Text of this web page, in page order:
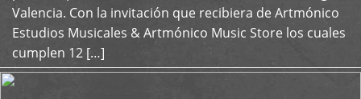
Valencia. Con la invitación que recibiera de Artmónico
Estudios Musicales & Artmónico Music Store los cuales
cumplen 12 […]